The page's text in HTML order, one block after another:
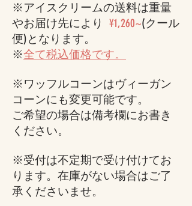
※アイスクリームの送料は重量
やお届け先により ¥1,260~(クール
便)となります。
※全て税込価格です​。
※ワッフルコーンはヴィーガン
コーンにも変更可能です。
ご希望の場合は備考欄にお書き
ください。
※受付は不定期で受け付けてお
ります。在庫がない場合はご了
承くださいませ。